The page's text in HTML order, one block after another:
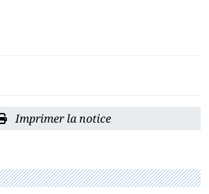
Imprimer la notice